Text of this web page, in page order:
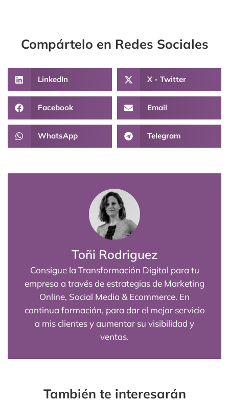
Compártelo en Redes Sociales
LinkedIn X - Twitter
Facebook Email
WhatsApp Telegram
Toñi Rodriguez
Consigue la Transformación Digital para tu
empresa a través de estrategias de Marketing
Online, Social Media & Ecommerce. En
continua formación, para dar el mejor servicio
a mis clientes y aumentar su visibilidad y
ventas.
También te interesarán